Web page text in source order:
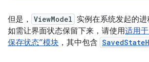
但是， ViewModel 实例在系统发起的进
如需让界面状态保留下来，请使用适用
保存状态”模块 ，其中包含